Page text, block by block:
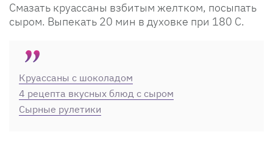
Смазать круассаны взбитым желтком, посыпать
сыром. Выпекать 20 мин в духовке при 180 С.
Круассаны с шоколадом
4 рецепта вкусных блюд с сыром
Сырные рулетики